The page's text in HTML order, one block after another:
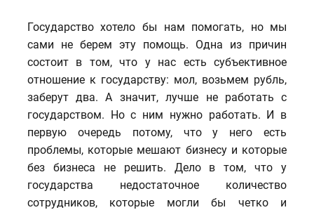
Государство хотело бы нам помогать, но мы
сами не берем эту помощь. Одна из причин
состоит в том, что у нас есть субъективное
отношение к государству: мол, возьмем рубль,
заберут два. А значит, лучше не работать с
государством. Но с ним нужно работать. И в
первую очередь потому, что у него есть
проблемы, которые мешают бизнесу и которые
без бизнеса не решить. Дело в том, что у
государства недостаточное количество
сотрудников, которые могли бы четко и